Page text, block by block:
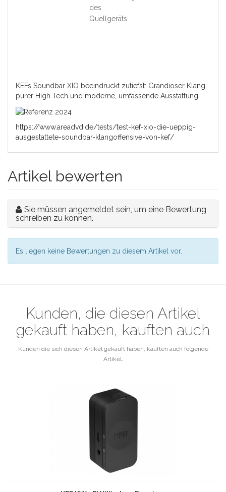
des
Quellgeräts
KEFs Soundbar XIO beeindruckt zutiefst: Grandioser Klang,
purer High Tech und moderne, umfassende Ausstattung
https://www.areadvd.de/tests/test-kef-xio-die-ueppig-
ausgestattete-soundbar-klangoffensive-von-kef/
Artikel bewerten
Sie müssen angemeldet sein, um eine Bewertung
schreiben zu können.
Es liegen keine Bewertungen zu diesem Artikel vor.
Kunden, die diesen Artikel
gekauft haben, kauften auch
Kunden die sich diesen Artikel gekauft haben, kauften auch folgende
Artikel.